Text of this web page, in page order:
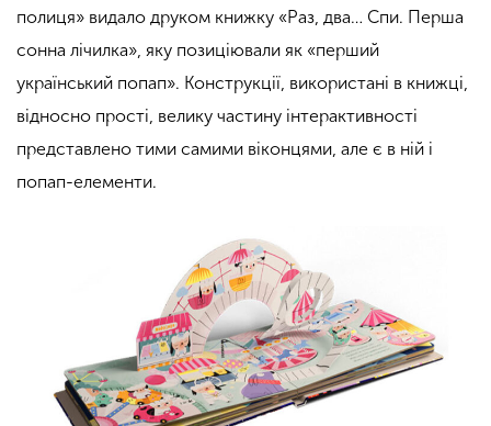
полиця» видало друком книжку «Раз, два… Спи. Перша
сонна лічилка», яку позиціювали як «перший
український попап». Конструкції, використані в книжці,
відносно прості, велику частину інтерактивності
представлено тими самими віконцями, але є в ній і
попап-елементи.